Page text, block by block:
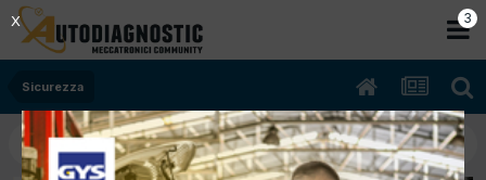
Sicurezza
2
X